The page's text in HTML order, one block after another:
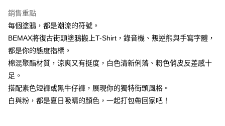
相關說明
AFTEE先享後付是「在收到商品之後才付款」的支付方式。 讓您購物簡單
便利好安心！
１．簡單：不需註冊會員、不需綁卡、不需儲值。
２．便利：只要手機號碼，簡訊認證，即可結帳。
３．安心：先確認商品／服務後，再付款。
１．於結帳方式選擇「AFTEE先享後付」後，將跳轉至「AFTEE先享後付」
結帳頁面，進行簡訊認證並確認金額後，即可完成結帳。
ATM付款
運送方式
全家付款取貨
每筆NT$150
7-11付款取貨
銷售重點
每個塗鴉，都是潮流的符號。
BEMAX將復古街頭塗鴉搬上T-Shirt，錄音機、叛逆熊與手寫字體，
都是你的態度指標。
棉混聚酯材質，涼爽又有挺度，白色清新俐落、粉色俏皮反差感十
足。
搭配素色短褲或黑牛仔褲，展現你的獨特街頭風格。
白與粉，都是夏日吸睛的顏色，一起打包帶回家吧！